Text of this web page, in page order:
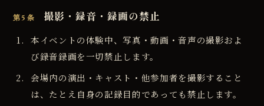
第5条 撮影・録音・録画の禁止
本イベントの体験中、写真・動画・音声の撮影およ
び録音録画を一切禁止します。
会場内の演出・キャスト・他参加者を撮影すること
は、たとえ自身の記録目的であっても禁止します。